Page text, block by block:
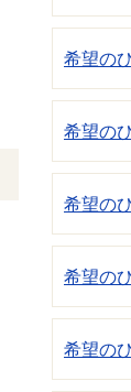
希望の
希望の
希望の
希望の
希望の